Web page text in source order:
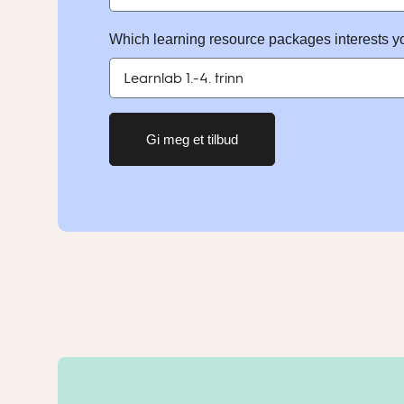
Which learning resource packages interests
Gi meg et tilbud